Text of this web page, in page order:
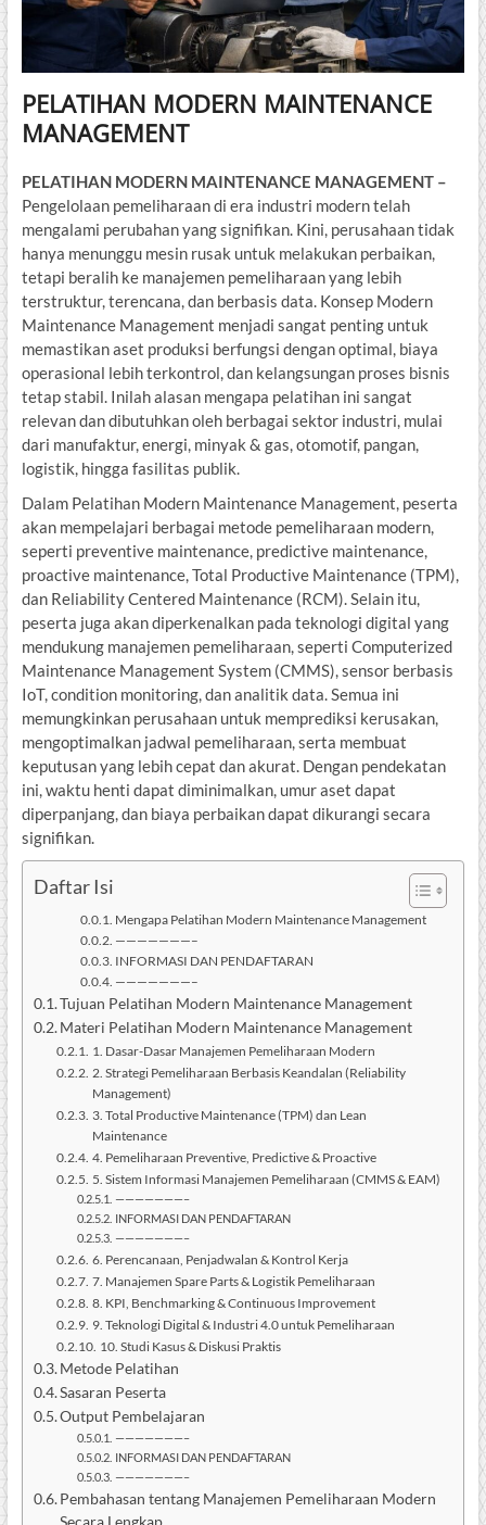
PELATIHAN MODERN MAINTENANCE
MANAGEMENT
PELATIHAN MODERN MAINTENANCE MANAGEMENT –
Pengelolaan pemeliharaan di era industri modern telah
mengalami perubahan yang signifikan. Kini, perusahaan tidak
hanya menunggu mesin rusak untuk melakukan perbaikan,
tetapi beralih ke manajemen pemeliharaan yang lebih
terstruktur, terencana, dan berbasis data. Konsep Modern
Maintenance Management menjadi sangat penting untuk
memastikan aset produksi berfungsi dengan optimal, biaya
operasional lebih terkontrol, dan kelangsungan proses bisnis
tetap stabil. Inilah alasan mengapa pelatihan ini sangat
relevan dan dibutuhkan oleh berbagai sektor industri, mulai
dari manufaktur, energi, minyak & gas, otomotif, pangan,
logistik, hingga fasilitas publik.
Dalam Pelatihan Modern Maintenance Management, peserta
akan mempelajari berbagai metode pemeliharaan modern,
seperti preventive maintenance, predictive maintenance,
proactive maintenance, Total Productive Maintenance (TPM),
dan Reliability Centered Maintenance (RCM). Selain itu,
peserta juga akan diperkenalkan pada teknologi digital yang
mendukung manajemen pemeliharaan, seperti Computerized
Maintenance Management System (CMMS), sensor berbasis
IoT, condition monitoring, dan analitik data. Semua ini
memungkinkan perusahaan untuk memprediksi kerusakan,
mengoptimalkan jadwal pemeliharaan, serta membuat
keputusan yang lebih cepat dan akurat. Dengan pendekatan
ini, waktu henti dapat diminimalkan, umur aset dapat
diperpanjang, dan biaya perbaikan dapat dikurangi secara
signifikan.
Daftar Isi
Mengapa Pelatihan Modern Maintenance Management
———————–
INFORMASI DAN PENDAFTARAN
———————–
Tujuan Pelatihan Modern Maintenance Management
Materi Pelatihan Modern Maintenance Management
1. Dasar-Dasar Manajemen Pemeliharaan Modern
2. Strategi Pemeliharaan Berbasis Keandalan (Reliability
Management)
3. Total Productive Maintenance (TPM) dan Lean
Maintenance
4. Pemeliharaan Preventive, Predictive & Proactive
5. Sistem Informasi Manajemen Pemeliharaan (CMMS & EAM)
———————–
INFORMASI DAN PENDAFTARAN
———————–
6. Perencanaan, Penjadwalan & Kontrol Kerja
7. Manajemen Spare Parts & Logistik Pemeliharaan
8. KPI, Benchmarking & Continuous Improvement
9. Teknologi Digital & Industri 4.0 untuk Pemeliharaan
10. Studi Kasus & Diskusi Praktis
Metode Pelatihan
Sasaran Peserta
Output Pembelajaran
———————–
INFORMASI DAN PENDAFTARAN
———————–
Pembahasan tentang Manajemen Pemeliharaan Modern
Secara Lengkap